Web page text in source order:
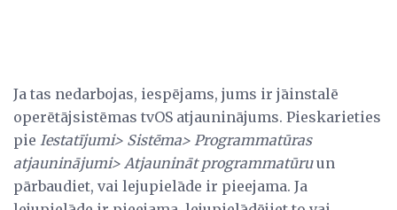
Ja tas nedarbojas, iespējams, jums ir jāinstalē
operētājsistēmas tvOS atjauninājums. Pieskarieties
pie Iestatījumi> Sistēma> Programmatūras
atjauninājumi> Atjaunināt programmatūruun
pārbaudiet, vai lejupielāde ir pieejama. Ja